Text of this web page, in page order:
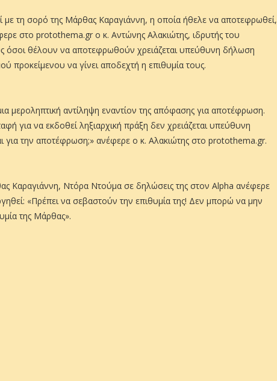
τη σορό της Μάρθας Καραγιάννη, η οποία ήθελε να αποτεφρωθεί,
στο protothema.gr ο κ. Αντώνης Αλακιώτης, ιδρυτής του
όσοι θέλουν να αποτεφρωθούν χρειάζεται υπεύθυνη δήλωση
να γίνει αποδεχτή η επιθυμία τους.
μεροληπτική αντίληψη εναντίον της απόφασης για αποτέφρωση.
για να εκδοθεί ληξιαρχική πράξη δεν χρειάζεται υπεύθυνη
για την αποτέφρωση;» ανέφερε ο κ. Αλακιώτης στο protothema.gr.
Καραγιάννη, Ντόρα Ντούμα σε δηλώσεις της στον Alpha ανέφερε
«Πρέπει να σεβαστούν την επιθυμία της! Δεν μπορώ να μην
της Μάρθας».